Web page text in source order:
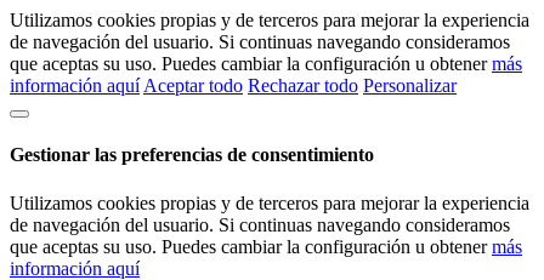
Utilizamos cookies propias y de terceros para mejorar la experiencia
de navegación del usuario. Si continuas navegando consideramos
que aceptas su uso. Puedes cambiar la configuración u obtenermás
información aquí Aceptar todo Rechazar todo Personalizar
Gestionar las preferencias de consentimiento
Utilizamos cookies propias y de terceros para mejorar la experiencia
de navegación del usuario. Si continuas navegando consideramos
que aceptas su uso. Puedes cambiar la configuración u obtenermás
información aquí